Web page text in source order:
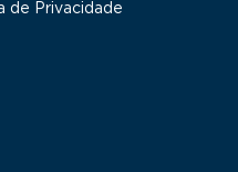
de Privacidade